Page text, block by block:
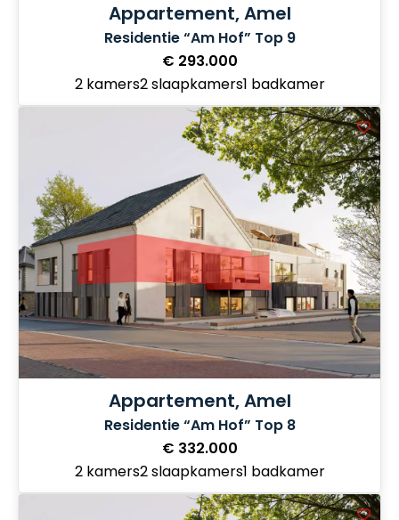
Appartement, Amel
Residentie “Am Hof” Top 9
€ 293.000
2 kamers2 slaapkamers1 badkamer
Appartement, Amel
Residentie “Am Hof” Top 8
€ 332.000
2 kamers2 slaapkamers1 badkamer